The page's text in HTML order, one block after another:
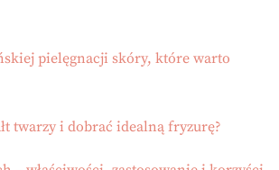
pielęgnacji skóry, które warto
twarzy i dobrać idealną fryzurę?